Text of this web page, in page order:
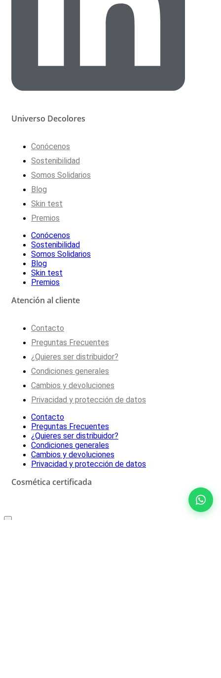
Universo Decolores
Conócenos
Sostenibilidad
Somos Solidarios
Blog
Skin test
Premios
Conócenos
Sostenibilidad
Somos Solidarios
Blog
Skin test
Premios
Atención al cliente
Contacto
Preguntas Frecuentes
¿Quieres ser distribuidor?
Condiciones generales
Cambios y devoluciones
Privacidad y protección de datos
Contacto
Preguntas Frecuentes
¿Quieres ser distribuidor?
Condiciones generales
Cambios y devoluciones
Privacidad y protección de datos
Cosmética certificada